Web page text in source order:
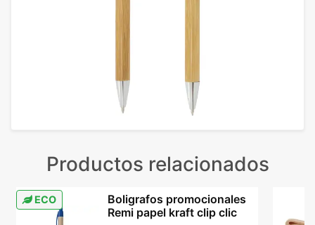
Productos relacionados
ECO
Boligrafos promocionales
Remi papel kraft clip clic